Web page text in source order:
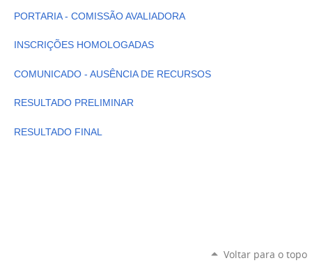
PORTARIA - COMISSÃO AVALIADORA
INSCRIÇÕES HOMOLOGADAS
COMUNICADO - AUSÊNCIA DE RECURSOS
RESULTADO PRELIMINAR
RESULTADO FINAL
Voltar para o topo